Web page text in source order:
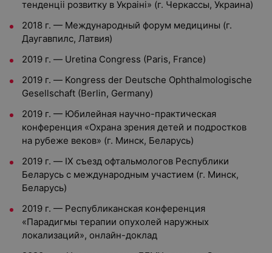
тенденцii розвитку в Украiнi» (г. Черкассы, Украина)
2018 г. — Международный форум медицины (г.
Даугавпилс, Латвия)
2019 г. — Uretina Congress (Paris, France)
2019 г. — Kongress der Deutsche Ophthalmologische
Gesellschaft (Berlin, Germany)
2019 г. — Юбилейная научно-практическая
конференция «Охрана зрения детей и подростков
на рубеже веков» (г. Минск, Беларусь)
2019 г. — IX съезд офтальмологов Республики
Беларусь с международным участием (г. Минск,
Беларусь)
2019 г. — Республиканская конференция
«Парадигмы терапии опухолей наружных
локализаций», онлайн-доклад